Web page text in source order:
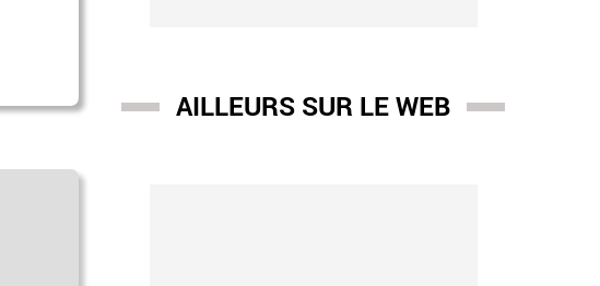
AILLEURS SUR LE WEB